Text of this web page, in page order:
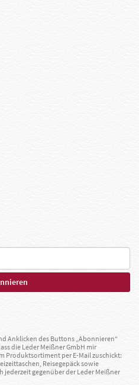
Anklicken des Buttons „Abonnieren“
die Leder Meißner GmbH mir
Produktsortiment per E-Mail zuschickt:
Reisegepäck sowie
jederzeit gegenüber der Leder Meißner